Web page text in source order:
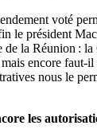
voté
le président
de la Réunion :
encore faut-il
nous le
les